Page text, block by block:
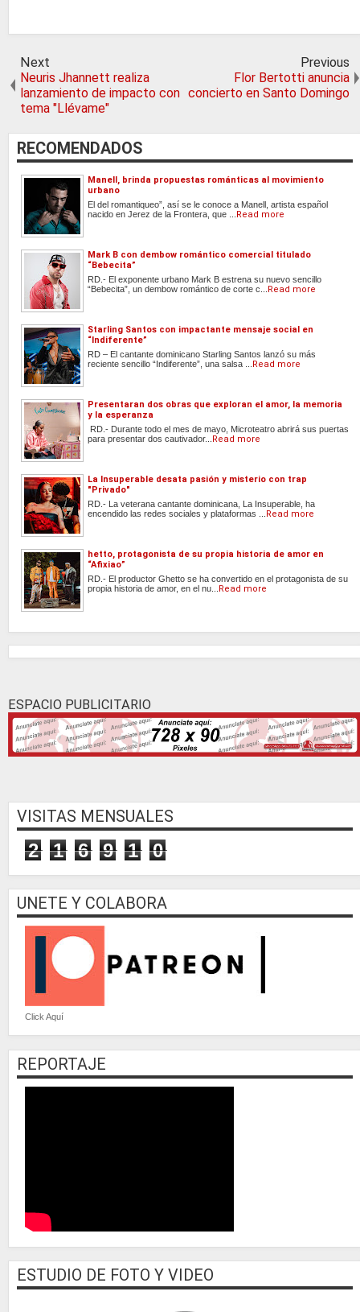
Next
Neuris Jhannett realiza
lanzamiento de impacto con
tema "Llévame"
Previous
Flor Bertotti anuncia
concierto en Santo Domingo
RECOMENDADOS
Manell, brinda propuestas románticas al movimiento
urbano
El del romantiqueo”, así se le conoce a Manell, artista español
nacido en Jerez de la Frontera, que ...
Read more
Mark B con dembow romántico comercial titulado
“Bebecita”
RD.- El exponente urbano Mark B estrena su nuevo sencillo
“Bebecita”, un dembow romántico de corte c...
Read more
Starling Santos con impactante mensaje social en
“Indiferente”
RD – El cantante dominicano Starling Santos lanzó su más
reciente sencillo “Indiferente”, una salsa ...
Read more
Presentaran dos obras que exploran el amor, la memoria
y la esperanza
RD.- Durante todo el mes de mayo, Microteatro abrirá sus puertas
para presentar dos cautivador...
Read more
La Insuperable desata pasión y misterio con trap
"Privado"
RD.- La veterana cantante dominicana, La Insuperable, ha
encendido las redes sociales y plataformas ...
Read more
hetto, protagonista de su propia historia de amor en
“Afixiao”
RD.- El productor Ghetto se ha convertido en el protagonista de su
propia historia de amor, en el nu...
Read more
ESPACIO PUBLICITARIO
VISITAS MENSUALES
2 1 6 9 1 0
UNETE Y COLABORA
Click Aquí
REPORTAJE
ESTUDIO DE FOTO Y VIDEO